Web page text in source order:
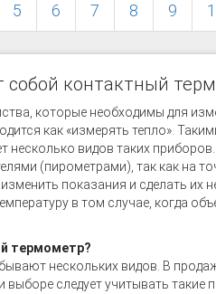
5 6 7 8 9
собой контактный
которые необходимы для
как «измерять тепло».
несколько видов таких
(пирометрами), так как на
показания и сделать
в том случае, когда
термометр?
нескольких видов. В
следует учитывать такие